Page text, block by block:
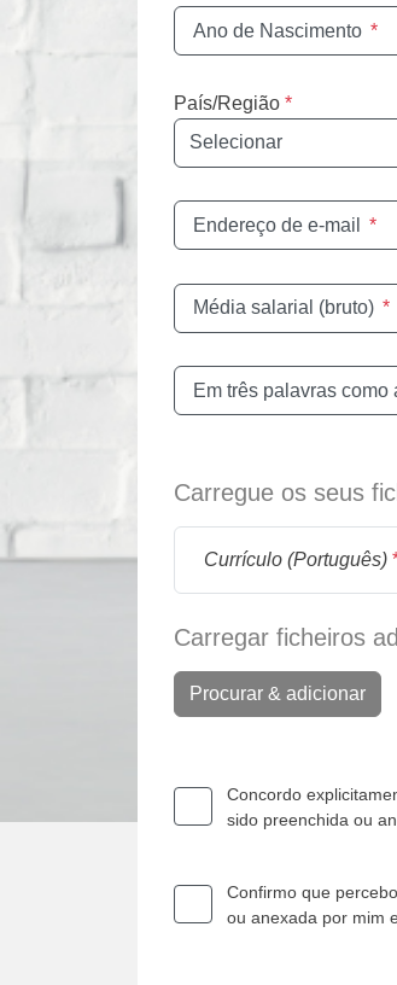
Ano de Nascimento *
País/Região *
Endereço de e-mail *
Média salarial (bruto) *
Em três palavras
Carregue os seus
Currículo (Português)
Carregar ficheiros
Procurar & adicionar
Concordo
sido preenchida ou
Confirmo que
ou anexada por mim